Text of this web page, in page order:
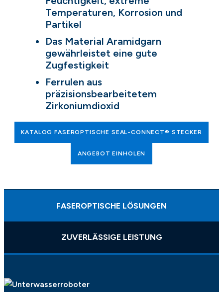
Temperaturen, Korrosion und
Partikel
Das Material Aramidgarn
gewährleistet eine gute
Zugfestigkeit
Ferrulen aus
präzisionsbearbeitetem
Zirkoniumdioxid
KATALOG FASEROPTISCHE SEAL-CONNECT® STECKER
ANGEBOT EINHOLEN
FASEROPTISCHE LÖSUNGEN
ZUVERLÄSSIGE LEISTUNG